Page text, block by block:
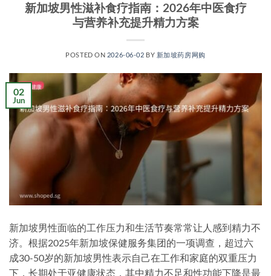
新加坡男性滋补食疗指南：2026年中医食疗
与营养补充提升精力方案
POSTED ON 2026-06-02 BY 新加坡药房网购
02
Jun
新加坡男性面临的工作压力和生活节奏常常让人感到精力不
济。根据2025年新加坡保健服务集团的一项调查，超过六
成30-50岁的新加坡男性表示自己在工作和家庭的双重压力
下，长期处于亚健康状态，其中精力不足和性功能下降是最